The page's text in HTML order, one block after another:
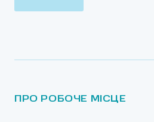
ПРО РОБОЧЕ МІСЦЕ